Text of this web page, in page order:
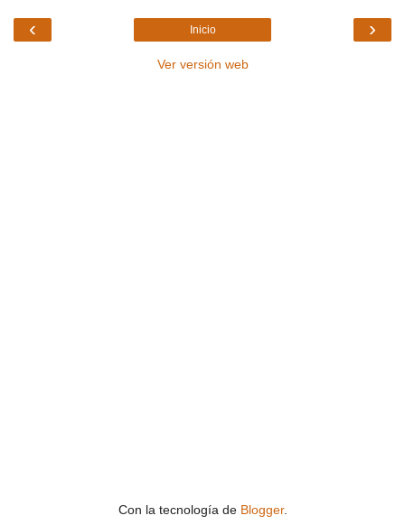
‹ ›
Inicio
Ver versión web
Con la tecnología de Blogger.